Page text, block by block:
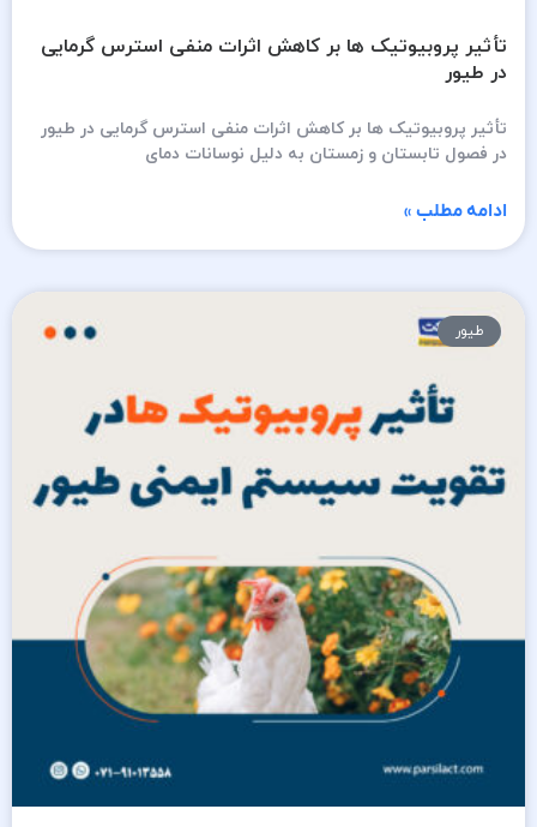
تأثیر پروبیوتیک ها بر کاهش اثرات منفی استرس گرمایی
در طیور
تأثیر پروبیوتیک ها بر کاهش اثرات منفی استرس گرمایی در طیور
در فصول تابستان و زمستان به دلیل نوسانات دمای
ادامه مطلب »
طیور